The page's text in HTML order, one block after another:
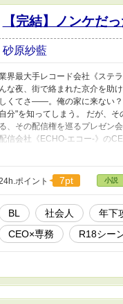
【完結】ノンケだ
砂原紗藍
界最大手レコード会社《ステ
んな夜、街で絡まれた京介を助
しくてさ――。俺の家に来ない？
自分"を知ってしまう。 だが、
る、その配信権を巡るプレゼン
配信会社《ECHO-エコー-》の
ートアップ。 ビジネスではラ
中で、二人の関係は否応なく
一途すぎる溺愛 × ノンケ専務
トーリー 【運命の人が敵対企
ポイント 7pt 小説
BL 社会人 年下
CEO×専務
R18シー